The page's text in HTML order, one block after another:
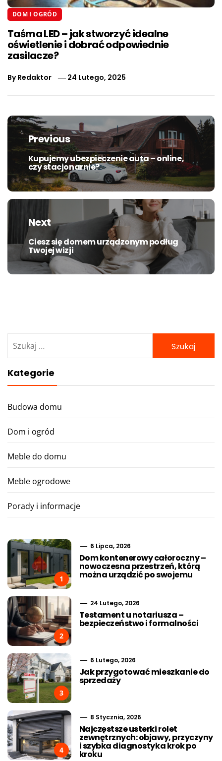
DOM I OGRÓD
Taśma LED – jak stworzyć idealne
oświetlenie i dobrać odpowiednie
zasilacze?
ByRedaktor 24 Lutego, 2025
Nawigacja
wpisu
Previous
Previous
post:
Kupujemy ubezpieczenie auta – online,
czy stacjonarnie?
Next
Next
post:
Ciesz się domem urządzonym podług
Twojej wizji
Kategorie
Budowa domu
Dom i ogród
Meble do domu
Meble ogrodowe
Porady i informacje
1
6 Lipca, 2026
Dom kontenerowy całoroczny –
nowoczesna przestrzeń, którą
można urządzić po swojemu
2
24 Lutego, 2026
Testament u notariusza –
bezpieczeństwo i formalności
3
6 Lutego, 2026
Jak przygotować mieszkanie do
sprzedaży
4
8 Stycznia, 2026
Najczęstsze usterki rolet
zewnętrznych: objawy, przyczyny
i szybka diagnostyka krok po
kroku